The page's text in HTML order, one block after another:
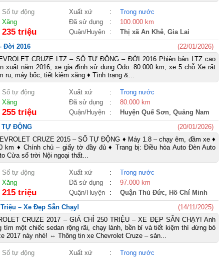
Số tự động Xuất xứ :
Trong nước
Xăng Đã sử dụng :
100.000 km
235 triệu Quận/Huyện : Thị xã An Khê, Gia Lai
Đời 2016
(22/01/2026)
CRUZE LTZ – SỐ TỰ ĐỘNG – ĐỜI 2016 Phiên bản LTZ cao
xuất năm 2016, xe gia đình sử dụng Odo: 80.000 km, xe 5 chỗ Xe rất
ru, máy bốc, tiết kiệm xăng ♦ Tình trạng &...
Số tự động Xuất xứ :
Trong nước
Xăng Đã sử dụng :
80.000 km
255 triệu Quận/Huyện : Huyện Quế Sơn, Quảng Nam
TỰ ĐỘNG
(20/01/2026)
CRUZE 2015 – SỐ TỰ ĐỘNG ♦ Máy 1.8 – chạy êm, đầm xe ♦
km ♦ Chính chủ – giấy tờ đầy đủ ♦ Trang bị: Điều hòa Auto Đèn Auto
Cửa sổ trời Nội ngoại thất...
Số tự động Xuất xứ :
Trong nước
Xăng Đã sử dụng :
97.000 km
215 triệu Quận/Huyện : Quận Thủ Đức, Hồ Chí Minh
– Xe Đẹp Sẵn Chạy!
(14/11/2025)
CRUZE 2017 – GIÁ CHỈ 250 TRIỆU – XE ĐẸP SẴN CHẠY! Anh
tìm một chiếc sedan rộng rãi, chạy lành, bền bỉ và tiết kiệm thì đừng bỏ
2017 này nhé! ⇔ Thông tin xe Chevrolet Cruze – sản...
Số tự động Xuất xứ :
Trong nước